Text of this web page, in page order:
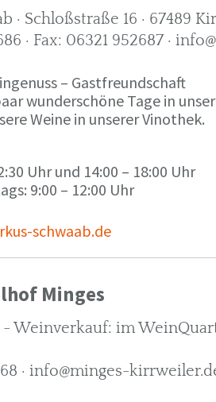
· Schloßstraße 16 · 67489
· Fax: 06321 952687 ·
– Gastfreundschaft
wunderschöne Tage in
Weine in unserer Vinothek.
Uhr und 14:00 – 18:00 Uhr
9:00 – 12:00 Uhr
schwaab.de
Minges
Weinverkauf: im
· info@minges-